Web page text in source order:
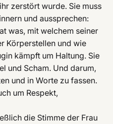
zerstört wurde. Sie muss
und aussprechen:
was, mit welchem seiner
Körperstellen und wie
kämpft um Haltung. Sie
und Scham. Und darum,
und in Worte zu fassen.
um Respekt,
die Stimme der Frau